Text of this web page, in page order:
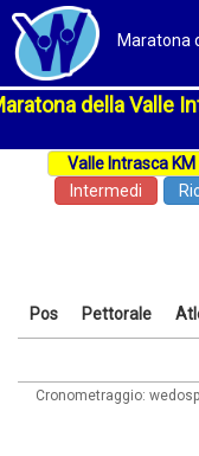
della Valle
Intermedi
Pos Pettorale
Cronometraggio: